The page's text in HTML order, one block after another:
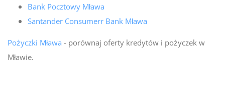
Bank Pocztowy Mława
Santander Consumerr Bank Mława
Pożyczki Mława - porównaj oferty kredytów i pożyczek w
Mławie.